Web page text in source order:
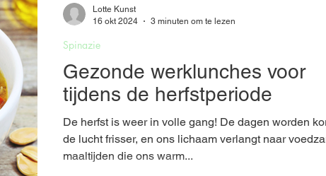
Gezonde werklunches voor
tijdens de herfstperiode
De herfst is weer in volle gang! De dagen worden
de lucht frisser, en ons lichaam verlangt naar
maaltijden die ons warm...
Spinazie
Lotte Kunst
16 okt 2024
3 minuten om te lezen